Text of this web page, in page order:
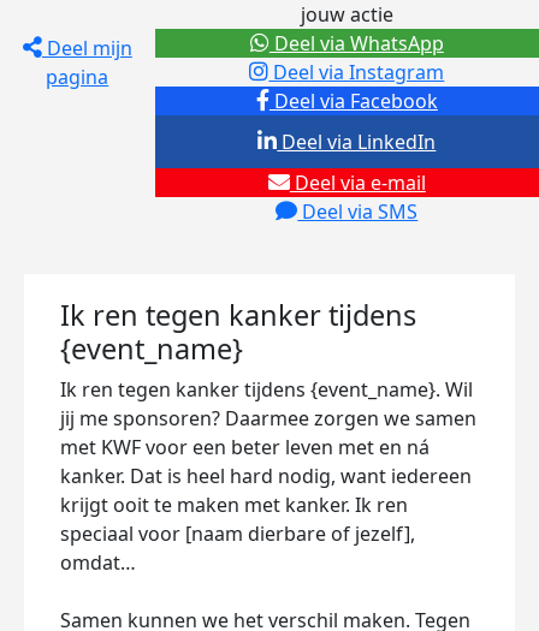
Deel mijn
pagina
jouw actie
Deel via Facebook
Deel via Instagram
Deel via e-mail
Deel via SMS
Deel via LinkedIn
Deel via WhatsApp
Ik ren tegen kanker tijdens
{event_name}
Ik ren tegen kanker tijdens {event_name}. Wil
jij me sponsoren? Daarmee zorgen we samen
met KWF voor een beter leven met en ná
kanker. Dat is heel hard nodig, want iedereen
krijgt ooit te maken met kanker. Ik ren
speciaal voor [naam dierbare of jezelf],
omdat…
Samen kunnen we het verschil maken. Tegen